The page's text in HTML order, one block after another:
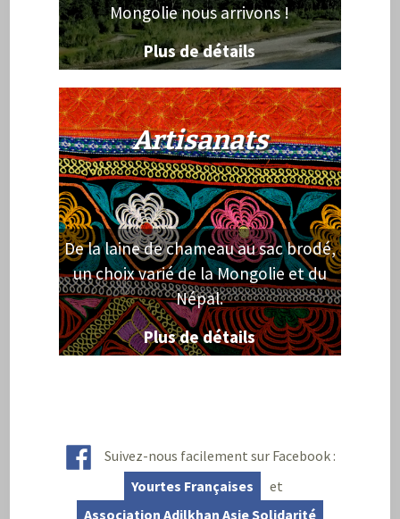
Mongolie nous arrivons !
Plus de détails
Artisanats
De la laine de chameau au sac brodé,
un choix varié de la Mongolie et du
Népal.
Plus de détails
Suivez-nous facilement sur Facebook :
Yourtes Françaises
et
Association Adilkhan Asie Solidarité